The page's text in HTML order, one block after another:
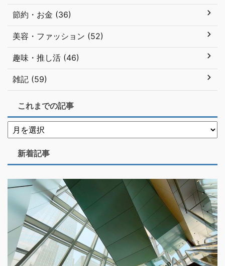
節約・お金 (36)
美容・ファッション (52)
趣味・推し活 (46)
雑記 (59)
これまでの記事
新着記事